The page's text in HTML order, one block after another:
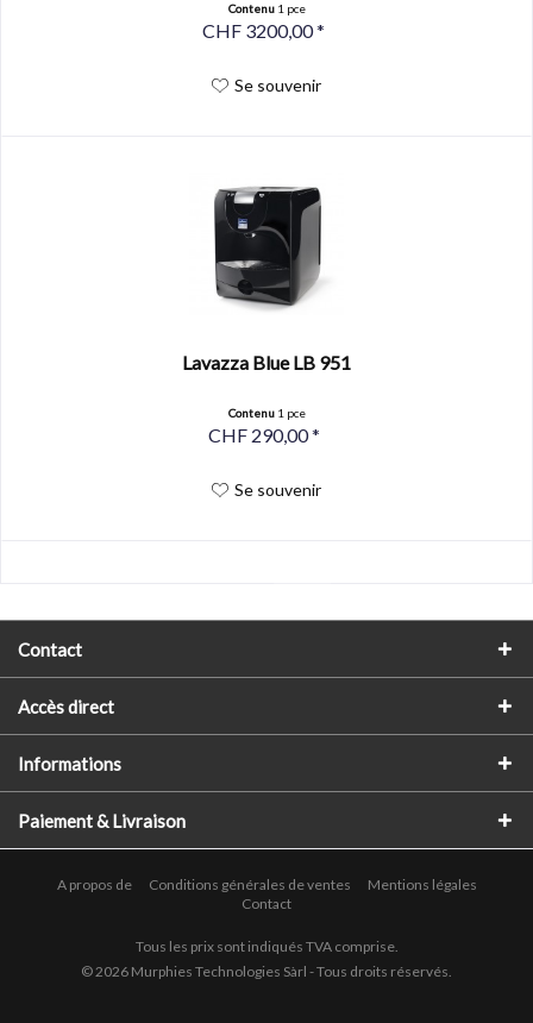
Contenu 1 pce
CHF 3200,00 *
Se souvenir
Lavazza Blue LB 951
Contenu 1 pce
CHF 290,00 *
Se souvenir
Contact
Accès direct
Informations
Paiement & Livraison
A propos de Conditions générales de ventes
Mentions légales
Contact
Tous les prix sont indiqués TVA comprise.
© 2026 Murphies Technologies Sàrl - Tous droits réservés.